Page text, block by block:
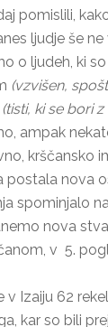
pomislili,
ljudje še
o ljudeh, ki
(vzvišen,
(tisti, ki se bori
ampak
krščansko
postala nova
spominjalo
nova
v 5.
v Izaiju 62
kar so bili